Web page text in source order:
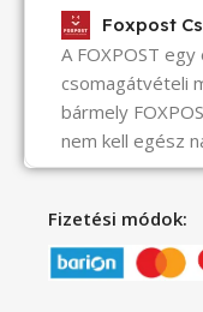
Foxpost
A FOXPOST
csomagátvételi
bármely
nem kell egész
Fizetési módok: